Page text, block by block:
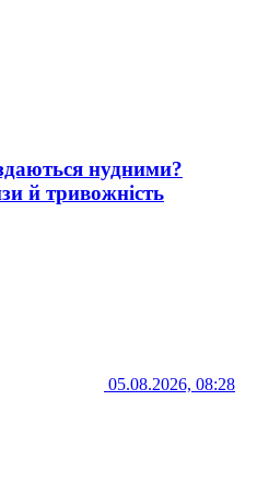
нудними?
й тривожність
05.08.2026, 08:28